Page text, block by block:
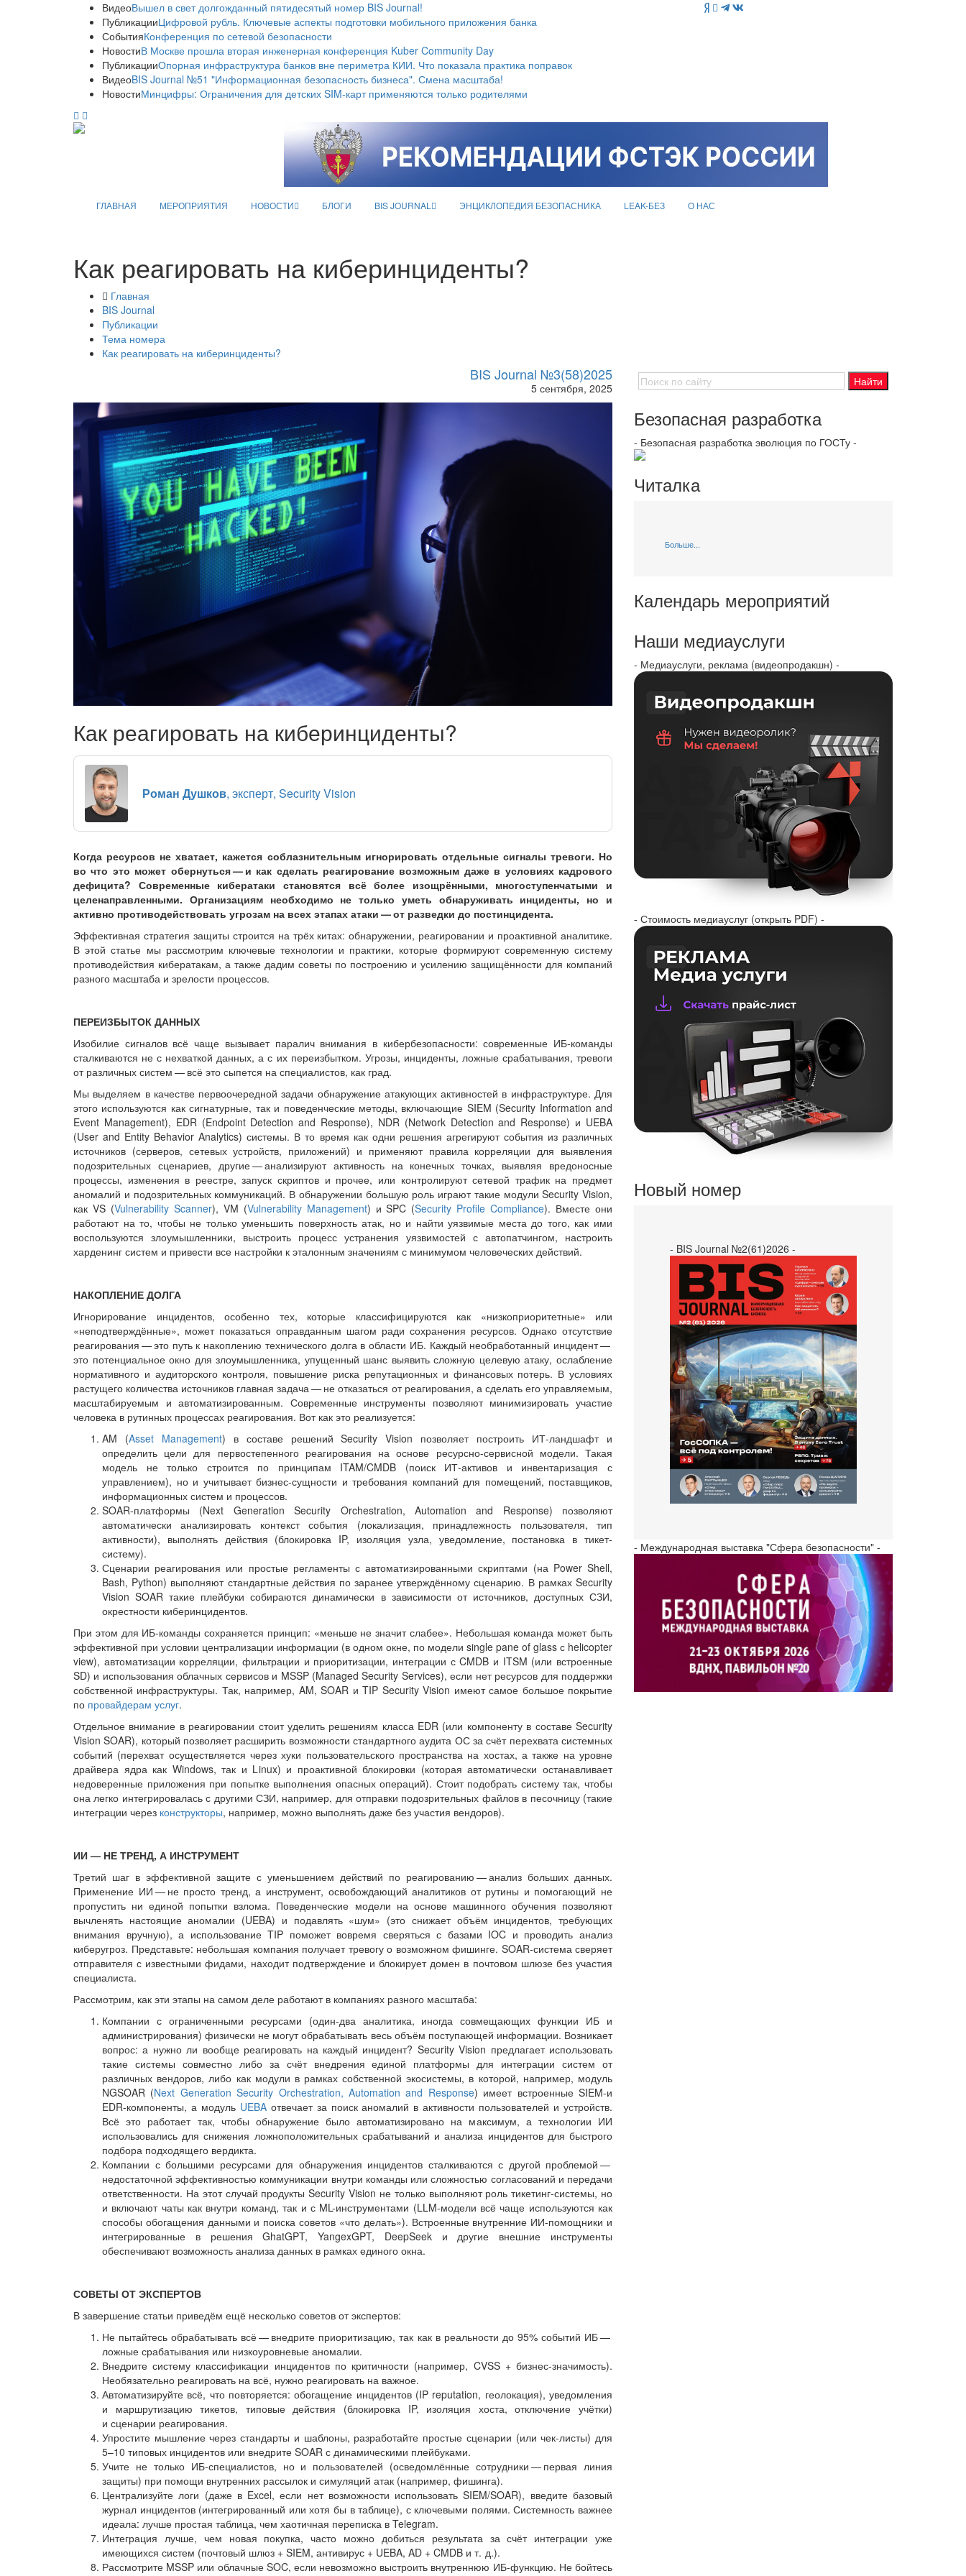
ВидеоВышел в свет долгожданный пятидесятый номер BIS Journal!
ПубликацииЦифровой рубль. Ключевые аспекты подготовки мобильного приложения банка
СобытияКонференция по сетевой безопасности
НовостиВ Москве прошла вторая инженерная конференция Kuber Community Day
ПубликацииОпорная инфраструктура банков вне периметра КИИ. Что показала практика поправок
ВидеоBIS Journal №51 "Информационная безопасность бизнеса". Смена масштаба!
НовостиМинцифры: Ограничения для детских SIM-карт применяются только родителями
ГЛАВНАЯ МЕРОПРИЯТИЯ НОВОСТИ БЛОГИ BIS JOURNAL ЭНЦИКЛОПЕДИЯ БЕЗОПАСНИКА LEAK-БЕЗ О НАС
Как реагировать на киберинциденты?
Главная
BIS Journal
Публикации
Тема номера
Как реагировать на киберинциденты?
BIS Journal №3(58)2025
5 сентября, 2025
Как реагировать на киберинциденты?
Роман Душков, эксперт, Security Vision
Когда ресурсов не хватает, кажется соблазнительным игнорировать отдельные сигналы тревоги. Но
во что это может обернуться — ​и как сделать реагирование возможным даже в условиях кадрового
дефицита? Современные кибератаки становятся всё более изощрёнными, многоступенчатыми и
целенаправленными. Организациям необходимо не только уметь обнаруживать инциденты, но и
активно противодействовать угрозам на всех этапах атаки — ​от разведки до постинцидента.
Эффективная стратегия защиты строится на трёх китах: обнаружении, реагировании и проактивной аналитике.
В этой статье мы рассмотрим ключевые технологии и практики, которые формируют современную систему
противодействия кибератакам, а также дадим советы по построению и усилению защищённости для компаний
разного масштаба и зрелости процессов.
ПЕРЕИЗБЫТОК ДАННЫХ
Изобилие сигналов всё чаще вызывает паралич внимания в кибербезопасности: современные ИБ-команды
сталкиваются не с нехваткой данных, а с их переизбытком. Угрозы, инциденты, ложные срабатывания, тревоги
от различных сис­тем — ​всё это сыпется на специалистов, как град.
Мы выделяем в качестве первоочередной задачи обнаружение атакующих активностей в инфраструктуре. Для
этого используются как сигнатурные, так и поведенческие методы, включающие SIEM (Security Information and
Event Management), EDR (Endpoint Detection and Res­ponse), NDR (Network Detection and Res­ponse) и UEBA
(User and Entity Beha­vior Analytics) системы. В то время как одни решения агрегируют события из различных
источников (серверов, сетевых устройств, приложений) и применяют правила корреляции для выявления
подозрительных сценариев, другие — ​анализируют активность на конечных точках, выявляя вредоносные
процессы, изменения в реестре, запуск скриптов и прочее, или контролируют сетевой трафик на предмет
аномалий и подозрительных коммуникаций. В обнаружении большую роль играют такие модули Security Vision,
как VS (Vulnerability Scanner), VM (Vulnerability Management) и SPC (Security Profile Compliance). Вместе они
работают на то, чтобы не только уменьшить поверхность атак, но и найти уязвимые места до того, как ими
воспользуются злоумышленники, выстроить процесс устранения уязвимостей с автопатчингом, настроить
харденинг систем и привести все настройки к эталонным значениям с минимумом человеческих действий.
НАКОПЛЕНИЕ ДОЛГА
Игнорирование инцидентов, особенно тех, которые классифицируются как «низкоприоритетные» или
«неподтверждённые», может показаться оправданным шагом ради сохранения ресурсов. Однако отсутствие
реагирования — ​это путь к накоплению технического долга в области ИБ. Каждый необработанный инцидент — ​
это потенциальное окно для злоумышленника, упущенный шанс выявить сложную целевую атаку, ослабление
нормативного и аудиторского контроля, повышение риска репутационных и финансовых потерь. В условиях
растущего количества источников главная задача — ​не отказаться от реагирования, а сделать его управляемым,
масштабируемым и автоматизированным. Современные инструменты позволяют минимизировать участие
человека в рутинных процессах реагирования. Вот как это реализуется:
AM (Asset Management) в составе решений Security Vision позволяет построить ИТ-ландшафт и
определить цели для первостепенного реагирования на основе ресурсно-сервисной модели. Такая
модель не только строится по принципам ITAM/CMDB (поиск ИТ-активов и инвентаризация с
управлением), но и учитывает бизнес-сущности и требования компаний для помещений, поставщиков,
информационных систем и процессов.
SOAR-платформы (Next Generation Security Orchestration, Automation and Response) позволяют
автоматически анализировать контекст события (локализация, принадлежность пользователя, тип
активности), выполнять действия (блокировка IP, изоляция узла, уведомление, постановка в тикет-
систему).
Сценарии реагирования или простые регламенты с автоматизированными скриптами (на Power Shell,
Bash, Python) выполняют стандартные действия по заранее утверждённому сценарию. В рамках Security
Vision SOAR такие плейбуки собираются динамически в зависимости от источников, доступных СЗИ,
окрестности киберинцидентов.
При этом для ИБ-команды сохраняется принцип: «меньше не значит слабее». Небольшая команда может быть
эффективной при условии централизации информации (в одном окне, по модели single pane of glass с helicopter
view), автоматизации корреляции, фильтрации и приоритизации, интеграции с CMDB и ITSM (или встроенные
SD) и использования облачных сервисов и MSSP (Managed Security Services), если нет ресурсов для поддержки
собственной инфраструктуры. Так, например, AM, SOAR и TIP Security Vision имеют самое большое покрытие
по провайдерам услуг.
Отдельное внимание в реагировании стоит уделить решениям класса EDR (или компоненту в составе Security
Vision SOAR), который позволяет расширить возможности стандартного аудита ОС за счёт перехвата системных
событий (перехват осуществляется через хуки пользовательского пространства на хостах, а также на уровне
драйвера ядра как Windows, так и Linux) и проактивной блокировки (которая автоматически останавливает
недоверенные приложения при попытке выполнения опасных операций). Стоит подобрать систему так, чтобы
она легко интегрировалась с другими СЗИ, например, для отправки подозрительных файлов в песочницу (такие
интеграции через конструкторы, например, можно выполнять даже без участия вендоров).
ИИ — НЕ ТРЕНД, А ИНСТРУМЕНТ
Третий шаг в эффективной защите с уменьшением действий по реагированию — ​анализ больших данных.
Применение ИИ — ​не просто тренд, а инструмент, освобождающий аналитиков от рутины и помогающий не
пропустить ни единой попытки взлома. Поведенческие модели на основе машинного обу­чения позволяют
вычленять нас­тоящие аномалии (UEBA) и подавлять «шум» (это снижает объём инцидентов, требующих
внимания вручную), а использование TIP поможет вовремя сверяться с базами IOC и проводить анализ
киберугроз. Представьте: небольшая компания получает тревогу о возможном фишинге. SOAR-система сверяет
отправителя с известными фидами, находит подтверждение и блокирует домен в почтовом шлюзе без участия
специалиста.
Рассмотрим, как эти этапы на самом деле работают в компаниях разного масштаба:
Компании с ограниченными ресурсами (один-два аналитика, иногда совмещающих функции ИБ и
администрирования) физически не могут обрабатывать весь объём поступающей информации. Возникает
вопрос: а нужно ли вообще реагировать на каждый инцидент? Security Vision предлагает использовать
такие системы совместно либо за счёт внедрения единой платформы для интеграции систем от
различных вендоров, либо как модули в рамках собственной экосистемы, в которой, например, модуль
NGSOAR (Next Generation Security Orchestration, Automation and Response) имеет встроенные SIEM-и
EDR-компоненты, а модуль UEBAотвечает за поиск аномалий в активности пользователей и устройств.
Всё это работает так, чтобы обнаружение было автоматизировано на максимум, а технологии ИИ
использовались для снижения ложноположительных срабатываний и анализа инцидентов для быстрого
подбора подходящего вердикта.
Компании с большими ресурсами для обнаружения инцидентов сталкиваются с другой проблемой — ​
недостаточной эффективностью коммуникации внутри команды или сложностью согласований и передачи
ответственности. На этот случай продукты Security Vision не только выполняют роль тикетинг-сис­темы, но
и включают чаты как внутри команд, так и с ML-инструментами (LLM-модели всё чаще используются как
способы обогащения данными и поиска советов «что делать»). Встроенные внутренние ИИ-помощники и
интегрированные в решения GhatGPT, YangexGPT, DeepSeek и другие внешние инструменты
обеспечивают возможность анализа данных в рамках единого окна.
СОВЕТЫ ОТ ЭКСПЕРТОВ
В завершение статьи приведём ещё несколько советов от экспертов:
Не пытайтесь обрабатывать всё — ​внедрите приоритизацию, так как в реальности до 95% событий ИБ — ​
ложные срабатывания или низкоуровневые аномалии.
Внедрите систему классификации инцидентов по критичности (например, CVSS + бизнес-значимость).
Необязательно реагировать на всё, нужно реагировать на важное.
Автоматизируйте всё, что повторяется: обогащение инцидентов (IP reputation, геолокация), уведомления
и маршрутизацию тикетов, типовые действия (блокировка IP, изоляция хоста, отключение учётки)
и сценарии реагирования.
Упростите мышление через стандарты и шаблоны, разработайте простые сценарии (или чек-листы) для
5–10 типовых инцидентов или внедрите SOAR с динамическими плейбуками.
Учите не только ИБ-специалистов, но и пользователей (осведомлённые сотрудники — ​первая линия
защиты) при помощи внутренних рассылок и симуляций атак (например, фишинга).
Централизуйте логи (даже в Excel, если нет возможности использовать SIEM/SOAR), введите базовый
журнал инцидентов (интегрированный или хотя бы в таблице), с ключевыми полями. Системность важнее
идеала: лучше простая таблица, чем хаотичная переписка в Telegram.
Интеграция лучше, чем новая покупка, часто можно добиться результата за счёт интеграции уже
имеющихся систем (почтовый шлюз + SIEM, антивирус + UEBA, AD + CMDB и т. д.).
Рассмотрите MSSP или облачные SOC, если невозможно выстроить внутреннюю ИБ-функцию. Не бойтесь
Безопасная разработка
- Безопасная разработка эволюция по ГОСТу -
Читалка
Больше...
Календарь мероприятий
Наши медиауслуги
- Медиауслуги, реклама (видеопродакшн) -
- Стоимость медиауслуг (открыть PDF) -
Новый номер
- BIS Journal №2(61)2026 -
- Международная выставка "Сфера безопасности" -